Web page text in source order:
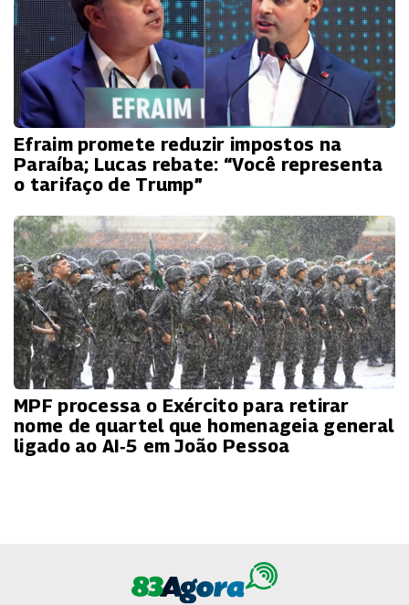
Efraim promete reduzir impostos na
Paraíba; Lucas rebate: “Você representa
o tarifaço de Trump”
MPF processa o Exército para retirar
nome de quartel que homenageia general
ligado ao AI‑5 em João Pessoa